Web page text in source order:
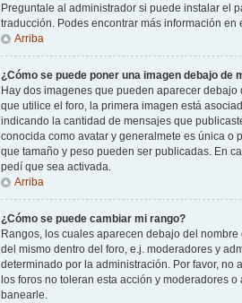
Preguntale al administrador si puede instalar el
traducción. Podes encontrar más información
Arriba
¿Cómo se puede poner una imagen debajo de
Hay dos imagenes que pueden aparecer
que utilice el foro, la primera imagen está
indicando la cantidad de mensajes que
conocida como avatar y generalmete es única o
que tamaño y peso pueden ser publicadas. En
pedí que sea activada.
Arriba
¿Cómo se puede cambiar mi rango?
Rangos, los cuales aparecen debajo del
del mismo dentro del foro, e.j. moderadores y
determinado por la administración. Por favor,
los foros no toleran esta acción y moderadores
banearle.